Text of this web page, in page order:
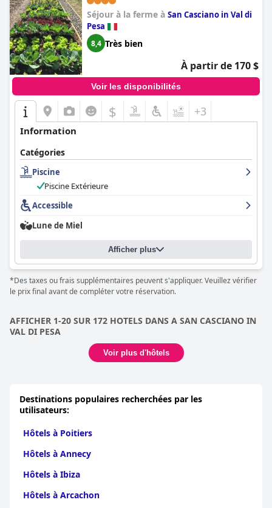
Séjour à la ferme à San Casciano in Val di
Pesa
8,4 Très bien
À partir de 170 $
Voir les disponibilités
$ +3
Information
Catégories
Piscine
Piscine Extérieure
Accessible
Lune de Miel
Afficher plus
*Des taxes ou frais supplémentaires peuvent s'appliquer. Veuillez vérifier
le prix final avant de compléter votre réservation.
AFFICHER 1-20 SUR 172 HOTELS DANS A SAN CASCIANO IN
VAL DI PESA
Voir plus d'hôtels
Destinations populaires recherchées par les
utilisateurs:
Hôtels à Poitiers
Hôtels à Annecy
Hôtels à Ibiza
Hôtels à Arcachon